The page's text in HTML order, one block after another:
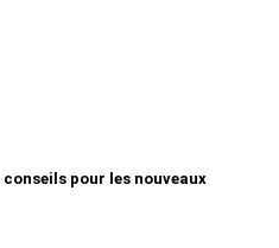
pour les nouveaux